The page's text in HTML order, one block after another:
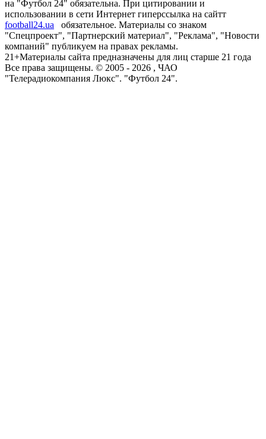
на "Футбол 24" обязательна. При цитировании и
использовании в сети Интернет гиперссылка на сайтт
football24.ua
обязательное. Материалы со знаком
"Спецпроект", "Партнерский материал", "Реклама", "Новости
компаний" публикуем на правах рекламы.
21+Материалы сайта предназначены для лиц старше 21 года
Все права защищены. © 2005 - 2026 , ЧАО
"Телерадиокомпания Люкс". "Футбол 24".